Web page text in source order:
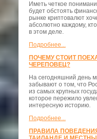
Иметь четкое
будет обстоять
рынке криптовалют
абсолютно каждому,
в этом деле.
Подробнее...
ПОЧЕМУ СТОИТ
ЧЕРЕПОВЕЦ?
На сегодняшний день
забывают о том, что
из самых крупных
которое пережило
интересную историю.
Подробнее...
ПРАВИЛА